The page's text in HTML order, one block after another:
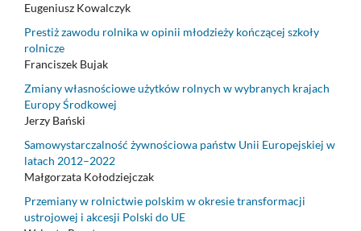
Eugeniusz Kowalczyk
Prestiż zawodu rolnika w opinii młodzieży kończącej szkoły
rolnicze
Franciszek Bujak
Zmiany własnościowe użytków rolnych w wybranych krajach
Europy Środkowej
Jerzy Bański
Samowystarczalność żywnościowa państw Unii Europejskiej w
latach 2012–2022
Małgorzata Kołodziejczak
Przemiany w rolnictwie polskim w okresie transformacji
ustrojowej i akcesji Polski do UE